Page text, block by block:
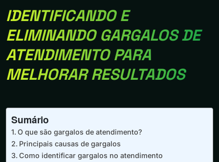
IDENTIFICANDO E
ELIMINANDO GARGALOS DE
ATENDIMENTO PARA
MELHORAR RESULTADOS
Sumário
O que são gargalos de atendimento?
Principais causas de gargalos
Como identificar gargalos no atendimento